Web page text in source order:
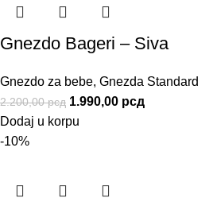
Gnezdo Bageri – Siva
Gnezdo za bebe, Gnezda Standard
2.200,00рсд 1.990,00 рсд
Dodaj u korpu
-10%